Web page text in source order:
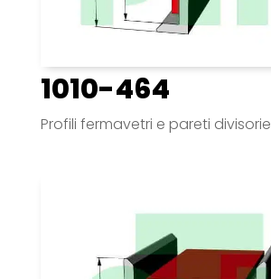
1010-464
Profili fermavetri e pareti divisorie